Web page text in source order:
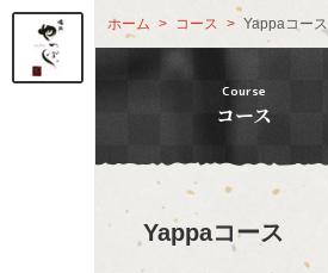
ホーム コース Yappaコース
Course
コース
Yappaコース